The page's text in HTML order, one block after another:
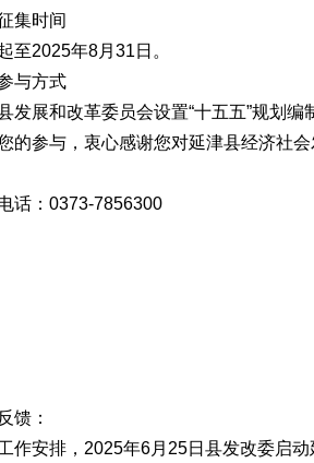
集时间
至2025年8月31日。
与方式
发展和改革委员会设置“十五五”规划
的参与，衷心感谢您对延津县经济社
话：0373-7856300
馈：
作安排，2025年6月25日县发改委启